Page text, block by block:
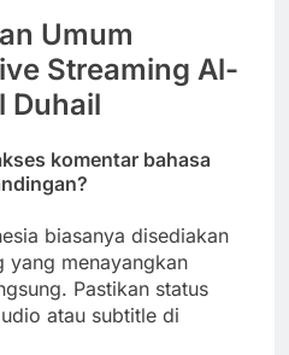
Umum
Streaming Al-
Duhail
komentar bahasa
biasanya disediakan
yang menayangkan
Pastikan status
atau subtitle di